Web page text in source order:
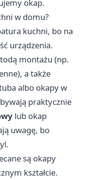
okap.
w domu?
kuchni, bo na
urządzenia.
montażu (np.
a także
albo okapy w
bywają praktycznie
lub okap
uwagę, bo
są okapy
kształcie.